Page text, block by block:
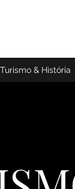
Turismo & História